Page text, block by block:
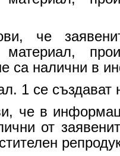
че
материал,
са налични в
1 се създават
че в
от